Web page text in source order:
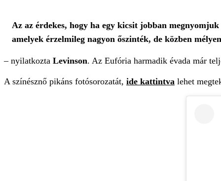
Az az érdekes, hogy ha egy kicsit jobban
amelyek érzelmileg nagyon őszinték, de közben
– nyilatkozta Levinson. Az Eufória harmadik évada már
A színésznő pikáns fotósorozatát, ide kattintva lehet